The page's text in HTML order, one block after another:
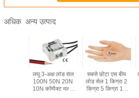
अधिक अन्य उत्पाद
लघु 3-अक्ष लोड सेल
100N 50N 20N
10N कॉम्पैक्ट मल्टी
सबसे छोटा एस बीम
लोड सेल 1 किग्रा 2
किग्रा 5 किग्रा 10